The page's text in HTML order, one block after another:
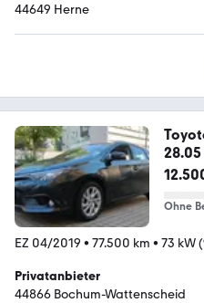
44649 Herne
28.05
Ohne
EZ 04/2019 • 77.500 km • 73 kW
Privatanbieter
44866 Bochum-Wattenscheid